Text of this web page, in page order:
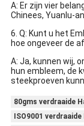
A: Er zijn vier
Chinees, Yuanlu-
6. Q: Kunt u het
hoe ongeveer de
A: Ja, kunnen wij,
hun embleem, de
steekproeven
80gms verdraaide
ISO9001